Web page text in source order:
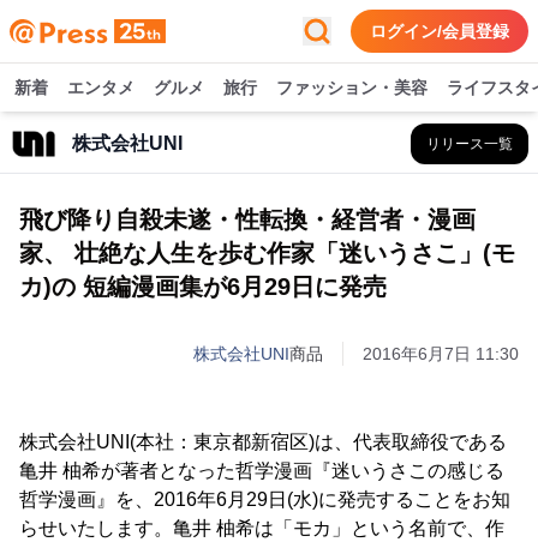
ログイン/会員登録
新着 エンタメ グルメ 旅行 ファッション・美容 ライフスタ
株式会社UNI リリース一覧
飛び降り自殺未遂・性転換・経営者・漫画
家、 壮絶な人生を歩む作家「迷いうさこ」(モ
カ)の 短編漫画集が6月29日に発売
株式会社UNI商品 2016年6月7日 11:30
株式会社UNI(本社：東京都新宿区)は、代表取締役である
亀井 柚希が著者となった哲学漫画『迷いうさこの感じる
哲学漫画』を、2016年6月29日(水)に発売することをお知
らせいたします。亀井 柚希は「モカ」という名前で、作